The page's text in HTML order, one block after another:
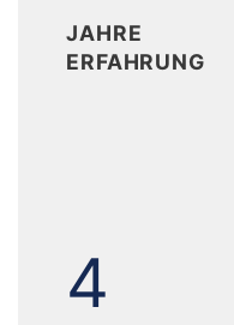
JAHRE
ERFAHRUNG
4